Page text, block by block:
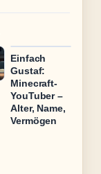
Einfach
Gustaf:
Minecraft-
YouTuber –
Alter, Name,
Vermögen